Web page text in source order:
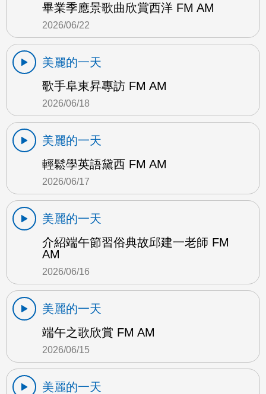
畢業季應景歌曲欣賞西洋 FM AM
2026/06/22
美麗的一天
歌手阜東昇專訪 FM AM
2026/06/18
美麗的一天
輕鬆學英語黛西 FM AM
2026/06/17
美麗的一天
介紹端午節習俗典故邱建一老師 FM
AM
2026/06/16
美麗的一天
端午之歌欣賞 FM AM
2026/06/15
美麗的一天